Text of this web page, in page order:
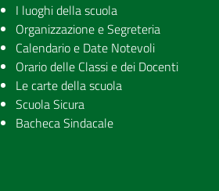
I luoghi della scuola
Organizzazione e Segreteria
Calendario e Date Notevoli
Orario delle Classi e dei Docenti
Le carte della scuola
Scuola Sicura
Bacheca Sindacale